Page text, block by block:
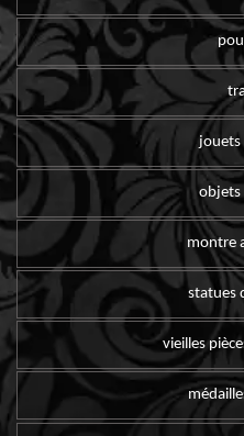
jouets
objets
montre
statues
vieilles